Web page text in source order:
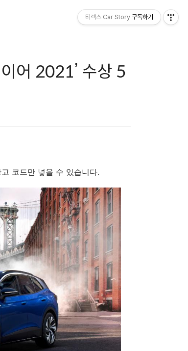
어 2021’ 수상 5
코드만 넣을 수 있습니다.
티렉스 Car Story 구독하기